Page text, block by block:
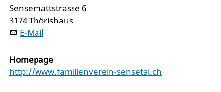
Sensemattstrasse 6
3174 Thörishaus
E-Mail
Homepage
http://www.familienverein-sensetal.ch